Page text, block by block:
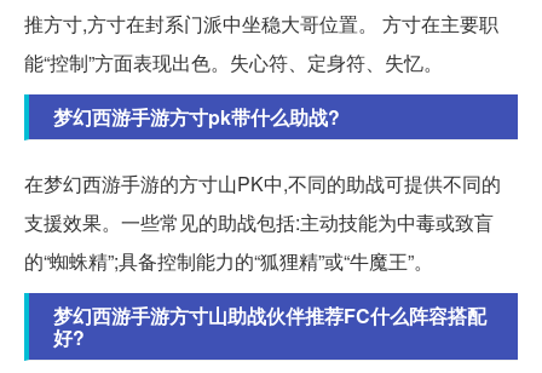
推方寸,方寸在封系门派中坐稳大哥位置。 方寸在主要职
能“控制”方面表现出色。失心符、定身符、失忆。
梦幻西游手游方寸pk带什么助战?
在梦幻西游手游的方寸山PK中,不同的助战可提供不同的
支援效果。一些常见的助战包括:主动技能为中毒或致盲
的“蜘蛛精”;具备控制能力的“狐狸精”或“牛魔王”。
梦幻西游手游方寸山助战伙伴推荐FC什么阵容搭配
好?